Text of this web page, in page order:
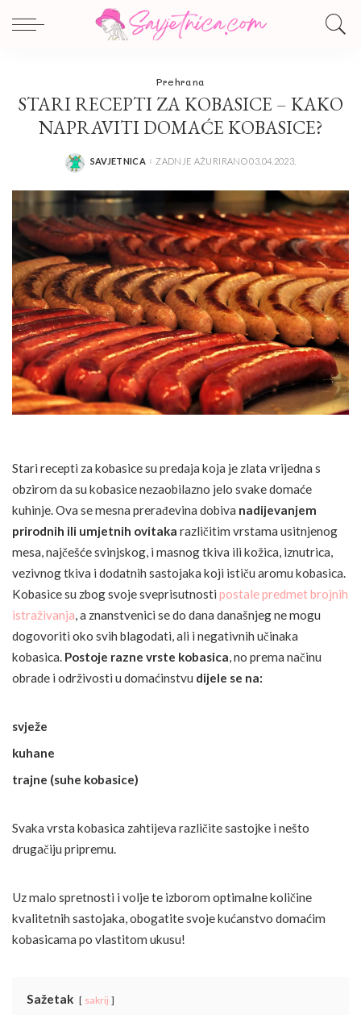
Prehrana
STARI RECEPTI ZA KOBASICE – KAKO
NAPRAVITI DOMAĆE KOBASICE?
POSTED
SAVJETNICA ZADNJE AŽURIRANO 03.04.2023.
Stari recepti za kobasice su predaja koja je zlata vrijedna s
obzirom da su kobasice nezaobilazno jelo svake domaće
kuhinje. Ova se mesna prerađevina dobiva nadijevanjem
prirodnih ili umjetnih ovitaka različitim vrstama usitnjenog
mesa, najčešće svinjskog, i masnog tkiva ili kožica, iznutrica,
vezivnog tkiva i dodatnih sastojaka koji ističu aromu kobasica.
Kobasice su zbog svoje sveprisutnosti postale predmet brojnih
istraživanja, a znanstvenici se do dana današnjeg ne mogu
dogovoriti oko svih blagodati, ali i negativnih učinaka
kobasica. Postoje razne vrste kobasica, no prema načinu
obrade i održivosti u domaćinstvu dijele se na:
svježe
kuhane
trajne (suhe kobasice)
Svaka vrsta kobasica zahtijeva različite sastojke i nešto
drugačiju pripremu.
Uz malo spretnosti i volje te izborom optimalne količine
kvalitetnih sastojaka, obogatite svoje kućanstvo domaćim
kobasicama po vlastitom ukusu!
Sažetak sakrij